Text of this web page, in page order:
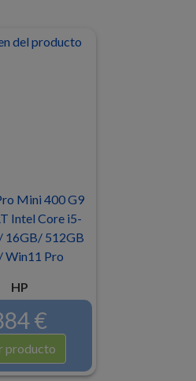
Mini 400 G9
Intel Core i5-
16GB/ 512GB
Win11 Pro
HP
€
producto